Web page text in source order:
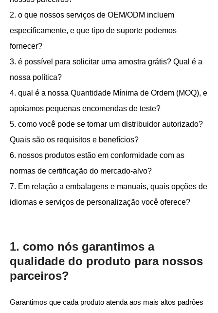
2. o que nossos serviços de OEM/ODM incluem
especificamente, e que tipo de suporte podemos
fornecer?
3. é possível para solicitar uma amostra grátis? Qual é a
nossa política?
4. qual é a nossa Quantidade Mínima de Ordem (MOQ), e
apoiamos pequenas encomendas de teste?
5. como você pode se tornar um distribuidor autorizado?
Quais são os requisitos e benefícios?
6. nossos produtos estão em conformidade com as
normas de certificação do mercado-alvo?
7. Em relação a embalagens e manuais, quais opções de
idiomas e serviços de personalização você oferece?
1. como nós garantimos a
qualidade do produto para nossos
parceiros?
Garantimos que cada produto atenda aos mais altos padrões